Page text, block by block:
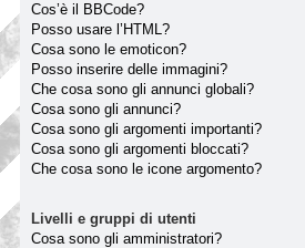
Cos’è il BBCode?
Posso usare l’HTML?
Cosa sono le emoticon?
Posso inserire delle immagini?
Che cosa sono gli annunci globali?
Cosa sono gli annunci?
Cosa sono gli argomenti importanti?
Cosa sono gli argomenti bloccati?
Che cosa sono le icone argomento?
Livelli e gruppi di utenti
Cosa sono gli amministratori?